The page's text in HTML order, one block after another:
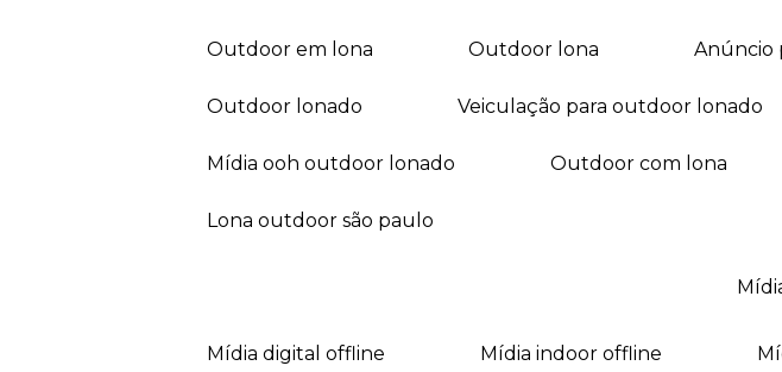
outdoor em lona outdoor lona
outdoor lonado veiculação para outdoor lonado
mídia ooh outdoor lonado outdoor com lona
lona outdoor são paulo
mídia digital offline mídia indoor offline